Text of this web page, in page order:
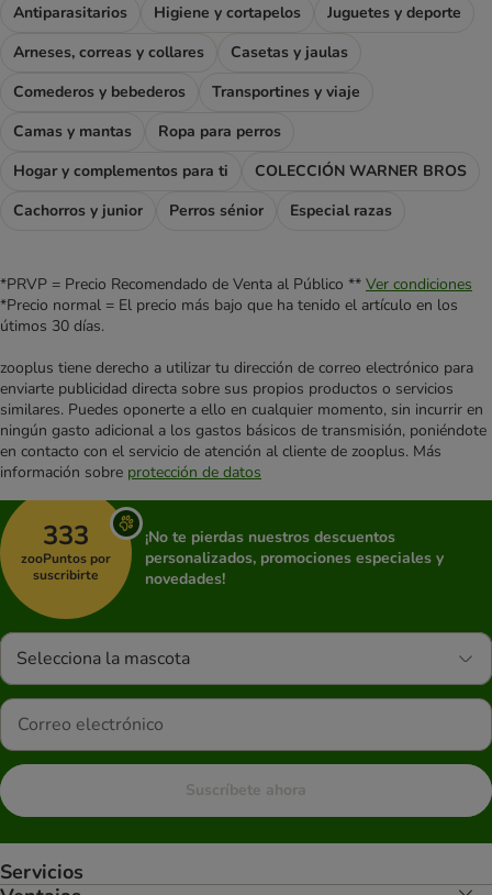
Antiparasitarios
Higiene y cortapelos
Juguetes y deporte
Arneses, correas y collares
Casetas y jaulas
Comederos y bebederos
Transportines y viaje
Camas y mantas
Ropa para perros
Hogar y complementos para ti
COLECCIÓN WARNER BROS
Cachorros y junior
Perros sénior Especial razas
*PRVP = Precio Recomendado de Venta al Público ** Ver condiciones
*Precio normal = El precio más bajo que ha tenido el artículo en los
útimos 30 días.
zooplus tiene derecho a utilizar tu dirección de correo electrónico para
enviarte publicidad directa sobre sus propios productos o servicios
similares. Puedes oponerte a ello en cualquier momento, sin incurrir en
ningún gasto adicional a los gastos básicos de transmisión, poniéndote
en contacto con el servicio de atención al cliente de zooplus. Más
información sobre protección de datos
333
zooPuntos por
suscribirte
¡No te pierdas nuestros descuentos
personalizados, promociones especiales y
novedades!
Selecciona la mascota
Suscríbete ahora
Servicios